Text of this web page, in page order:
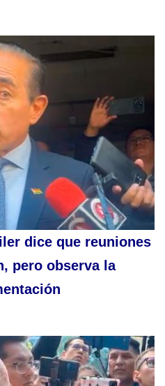
dice que reuniones
pero observa la